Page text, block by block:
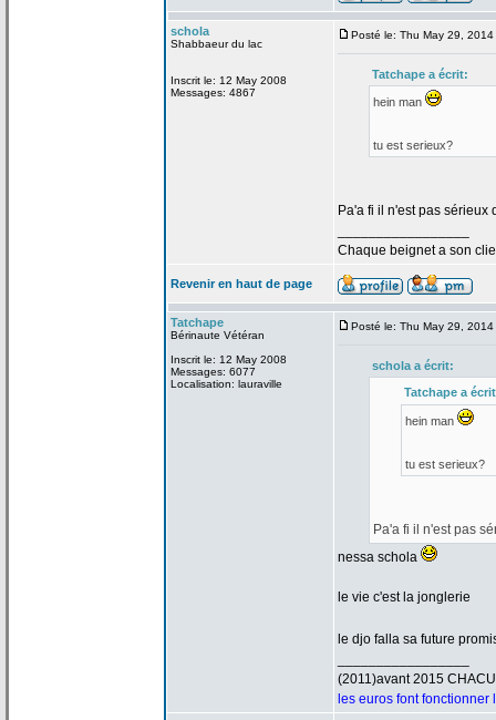
schola
Shabbaeur du lac
Inscrit le: 12 May 2008
Messages: 4867
Posté le: Thu May 29, 2014
Tatchape a écrit:
hein man
tu est serieux?
Pa'a fi il n'est pas sérieux
Chaque beignet a son
Revenir en haut de page
Tatchape
Bérinaute Vétéran
Inscrit le: 12 May 2008
Messages: 6077
Localisation: lauraville
Posté le: Thu May 29, 2014
schola a écrit:
Tatchape a
hein man
tu est serieux?
Pa'a fi il n'est pas
nessa schola
le vie c'est la jonglerie
le djo falla sa future
(2011)avant 2015
les euros font fonctionner